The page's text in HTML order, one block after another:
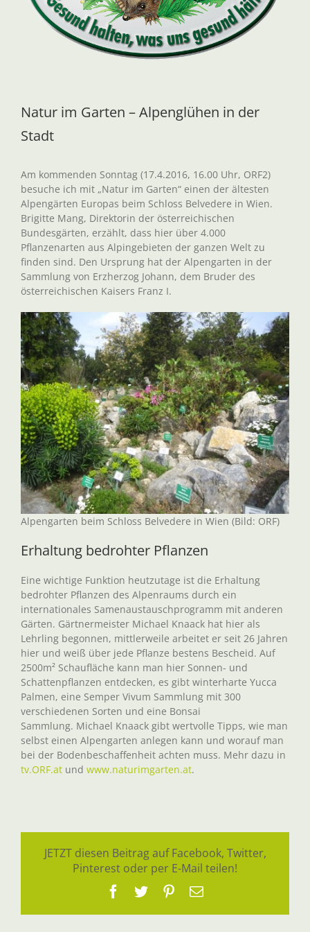
Natur im Garten – Alpenglühen in der
Stadt
Am kommenden Sonntag (17.4.2016, 16.00 Uhr, ORF2)
besuche ich mit „Natur im Garten“ einen der ältesten
Alpengärten Europas beim Schloss Belvedere in Wien.
Brigitte Mang, Direktorin der österreichischen
Bundesgärten, erzählt, dass hier über 4.000
Pflanzenarten aus Alpingebieten der ganzen Welt zu
finden sind. Den Ursprung hat der Alpengarten in der
Sammlung von Erzherzog Johann, dem Bruder des
österreichischen Kaisers Franz I.
Alpengarten beim Schloss Belvedere in Wien (Bild: ORF)
Erhaltung bedrohter Pflanzen
Eine wichtige Funktion heutzutage ist die Erhaltung
bedrohter Pflanzen des Alpenraums durch ein
internationales Samenaustauschprogramm mit anderen
Gärten. Gärtnermeister Michael Knaack hat hier als
Lehrling begonnen, mittlerweile arbeitet er seit 26 Jahren
hier und weiß über jede Pflanze bestens Bescheid. Auf
2500m² Schaufläche kann man hier Sonnen- und
Schattenpflanzen entdecken, es gibt winterharte Yucca
Palmen, eine Semper Vivum Sammlung mit 300
verschiedenen Sorten und eine Bonsai
Sammlung. Michael Knaack gibt wertvolle Tipps, wie man
selbst einen Alpengarten anlegen kann und worauf man
bei der Bodenbeschaffenheit achten muss. Mehr dazu in
tv.ORF.at und www.naturimgarten.at.
JETZT diesen Beitrag auf Facebook, Twitter,
Pinterest oder per E-Mail teilen!
Facebook
TwitterPinterest
E-